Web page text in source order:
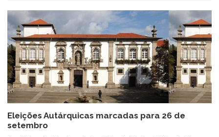
Eleições Autárquicas marcadas para 26 de
setembro